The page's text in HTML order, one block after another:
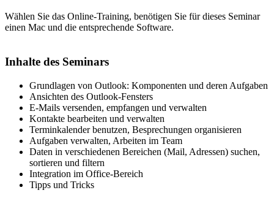
Wählen Sie das Online-Training, benötigen Sie für dieses Seminar
einen Mac und die entsprechende Software.
Inhalte des Seminars
Grundlagen von Outlook: Komponenten und deren Aufgaben
Ansichten des Outlook-Fensters
E-Mails versenden, empfangen und verwalten
Kontakte bearbeiten und verwalten
Terminkalender benutzen, Besprechungen organisieren
Aufgaben verwalten, Arbeiten im Team
Daten in verschiedenen Bereichen (Mail, Adressen) suchen,
sortieren und filtern
Integration im Office-Bereich
Tipps und Tricks